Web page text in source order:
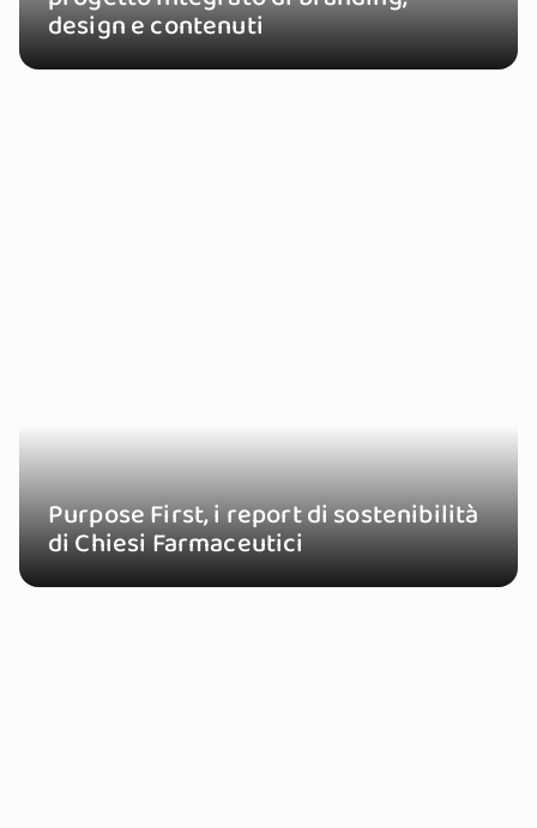
design e contenuti
Purpose First, i report di sostenibilità
di Chiesi Farmaceutici